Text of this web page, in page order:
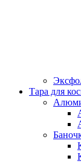
Тара для